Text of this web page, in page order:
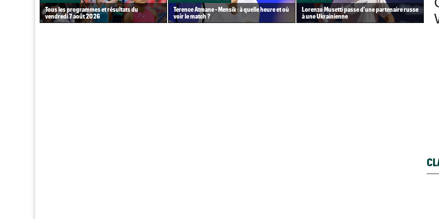
Tous les programmes et résultats du
vendredi 7 août 2026
Terence Atmane - Mensik : à quelle heure et où
voir le match ?
Lorenzo Musetti passe d'une partenaire russe
à une Ukrainienne